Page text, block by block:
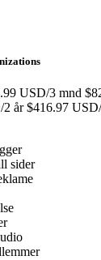
USD/3 mnd
2 år$416.97
sider